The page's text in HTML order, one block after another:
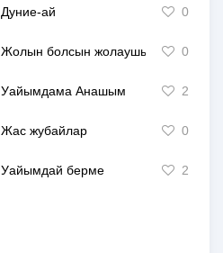
Дуние-ай 0
Жолын болсын жолаушы 0
Уайымдама Анашым 2
Жас жубайлар 0
Уайымдай берме
2